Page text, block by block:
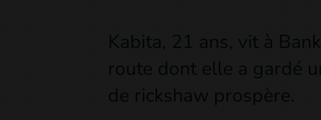
Kabita, 21 ans, vit à
route dont elle a gardé
de rickshaw prospère.